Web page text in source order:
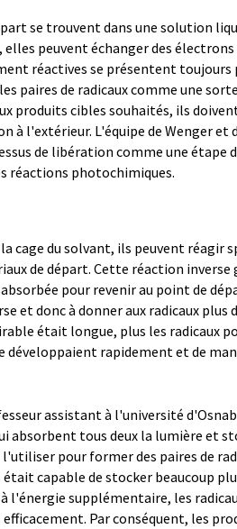
se trouvent dans une solution
peuvent échanger des
réactives se présentent toujours
paires de radicaux comme une
produits cibles souhaités, ils
à l'extérieur. L'équipe de Wenger et
de libération comme une étape
réactions photochimiques.
cage du solvant, ils peuvent réagir
de départ. Cette réaction inverse
pour revenir au point de
et donc à donner aux radicaux plus
était longue, plus les radicaux
rapidement et de
assistant à l'université
absorbent tous deux la lumière et
pour former des paires de
capable de stocker beaucoup
l'énergie supplémentaire, les
Par conséquent, les